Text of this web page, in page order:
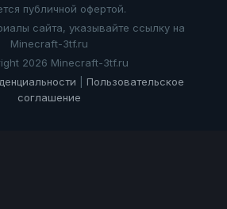
публичной офертой.
сайта, указывайте ссылку на
Minecraft-3tf.ru
2026 Minecraft-3tf.ru
Пользовательское
соглашение